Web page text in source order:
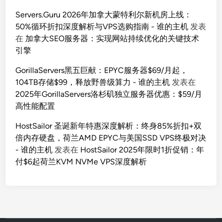
Servers.Guru 2026年加拿大蒙特利尔新机房上线：
50%循环折扣深度解析与VPS选购指南 - 谁的主机 发表
在 加拿大SEO服务器：实现网站持续优化的关键技术
引擎
GorillaServers黑五巨献：EPYC服务器$69/月起，
104TB存储$99，释放野兽级算力 - 谁的主机 发表在
2025年GorillaServers洛杉矶独立服务器优惠：$59/月
高性能配置
HostSailor 圣诞新年特惠深度解析：终身85%折扣+双
倍内存硬盘，荷兰AMD EPYC与美国SSD VPS终极对决
- 谁的主机 发表在 HostSailor 2025年限时1折促销：年
付$6起荷兰KVM NVMe VPS深度解析